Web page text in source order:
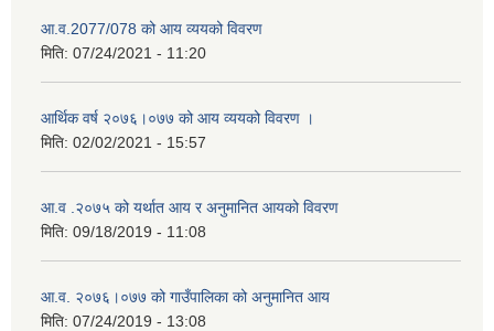
आ.व.2077/078 को आय व्ययको विवरण
मिति: 07/24/2021 - 11:20
आर्थिक वर्ष २०७६।०७७ को आय व्ययको विवरण ।
मिति: 02/02/2021 - 15:57
आ.व .२०७५ को यर्थात आय र अनुमानित आयको विवरण
मिति: 09/18/2019 - 11:08
आ.व. २०७६।०७७ को गाउँपालिका को अनुमानित आय
मिति: 07/24/2019 - 13:08